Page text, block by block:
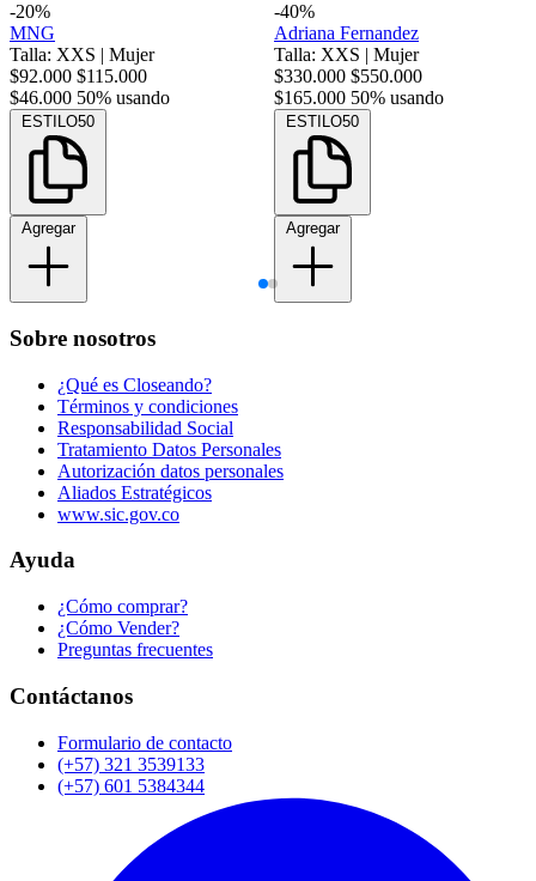
-20%
MNG
Talla: XXS | Mujer
$92.000 $115.000
$46.000 50% usando
ESTILO50
Agregar
-40%
Adriana Fernandez
Talla: XXS | Mujer
$330.000 $550.000
$165.000 50% usando
ESTILO50
Agregar
Sobre nosotros
¿Qué es Closeando?
Términos y condiciones
Responsabilidad Social
Tratamiento Datos Personales
Autorización datos personales
Aliados Estratégicos
www.sic.gov.co
Ayuda
¿Cómo comprar?
¿Cómo Vender?
Preguntas frecuentes
Contáctanos
Formulario de contacto
(+57) 321 3539133
(+57) 601 5384344